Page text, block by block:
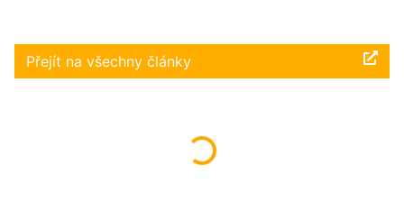
Přejít na všechny články
Načítám...